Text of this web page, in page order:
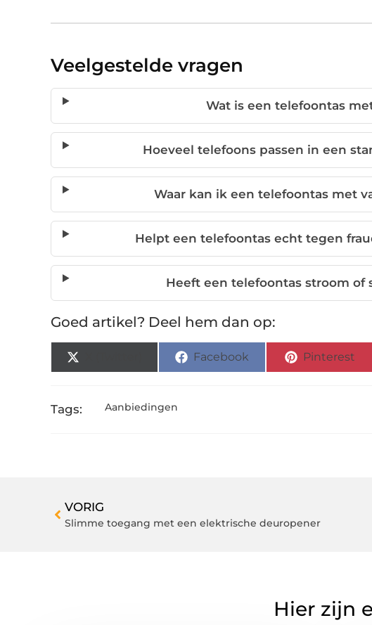
Veelgestelde vragen
Wat is een telefoontas
Hoeveel telefoons passen in een
Waar kan ik een telefoontas met
Helpt een telefoontas echt tegen
Heeft een telefoontas stroom of
Goed artikel? Deel hem dan op:
Facebook Pinterest
Tags: Aanbiedingen
VORIG
Slimme toegang met een elektrische deuropener
Hier zijn